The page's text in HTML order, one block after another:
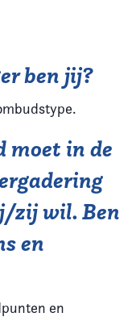
ben jij?
moet in de
zij wil. Ben
en
en